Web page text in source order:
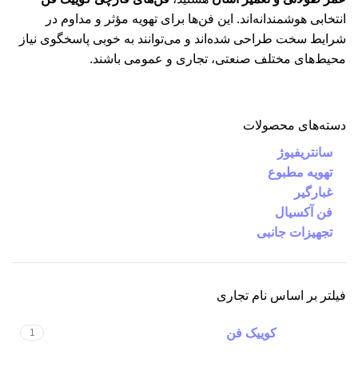
دسته‌های محصولات
سانتریفیوژ
تهویه مطبوع
غبارگیر
فن آکسیال
تجهیزات جانبی
فیلتر بر اساس نام تجاری
کوییک فن 1
انتخابی هوشمندانه‌اند. این فن‌ها برای تهویه مؤثر و مداوم در
شرایط سخت طراحی شده‌اند و می‌توانند به خوبی پاسخگوی نیاز
محیط‌های مختلف صنعتی، تجاری و عمومی باشند.